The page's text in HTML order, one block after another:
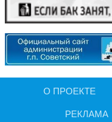
О ПРОЕКТЕ
РЕКЛАМА